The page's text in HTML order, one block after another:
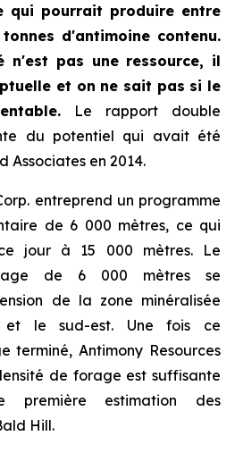
qui pourrait produire entre
d'antimoine contenu.
n'est pas une ressource, il
et on ne sait pas si le
Le rapport double
du potentiel qui avait été
Associates en 2014.
entreprend un programme
de 6 000 mètres, ce qui
jour à 15 000 mètres. Le
de 6 000 mètres se
de la zone minéralisée
et le sud-est. Une fois ce
terminé, Antimony Resources
de forage est suffisante
première estimation des
Hill.